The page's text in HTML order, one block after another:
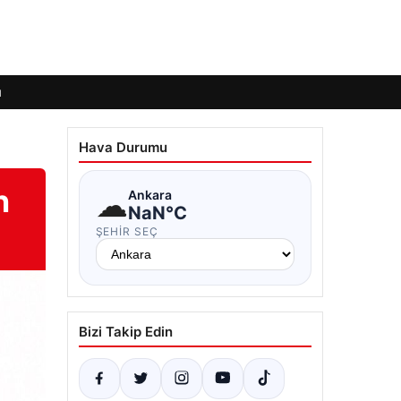
Hava Durumu
☁Ankara
NaN°C
ŞEHIR SEÇ
Bizi Takip Edin